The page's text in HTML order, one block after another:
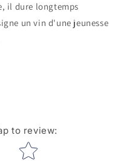
il dure longtemps
un vin d'une jeunesse
to review:
Star rating